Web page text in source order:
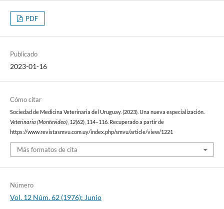
PDF
Publicado
2023-01-16
Cómo citar
Sociedad de Medicina Veterinaria del Uruguay. (2023). Una nueva especialización.
Veterinaria (Montevideo), 12(62), 114–116. Recuperado a partir de
https://www.revistasmvu.com.uy/index.php/smvu/article/view/1221
Más formatos de cita
Número
Vol. 12 Núm. 62 (1976): Junio